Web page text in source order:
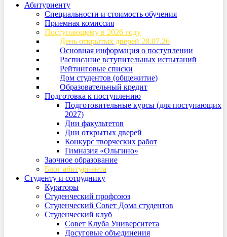
Абитуриенту
Специальности и стоимость обучения
Приемная комиссия
Поступающему в 2026 году
День открытых дверей 28.07.26
Основная информация о поступлении
Расписание вступительных испытаний
Рейтинговые списки
Дом студентов (общежитие)
Образовательный кредит
Подготовка к поступлению
Подготовительные курсы (для поступающих
2027)
Дни факультетов
Дни открытых дверей
Конкурс творческих работ
Гимназия «Ольгино»
Заочное образование
Блог абитуриента
Студенту и сотруднику
Кураторы
Студенческий профсоюз
Студенческий Совет Дома студентов
Студенческий клуб
Совет Клуба Университета
Досуговые объединения